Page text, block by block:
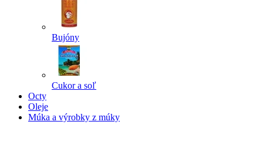
Bujóny
Cukor a soľ
Octy
Oleje
Múka a výrobky z múky